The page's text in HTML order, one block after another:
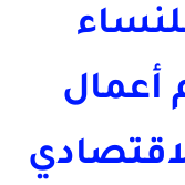
أعمال